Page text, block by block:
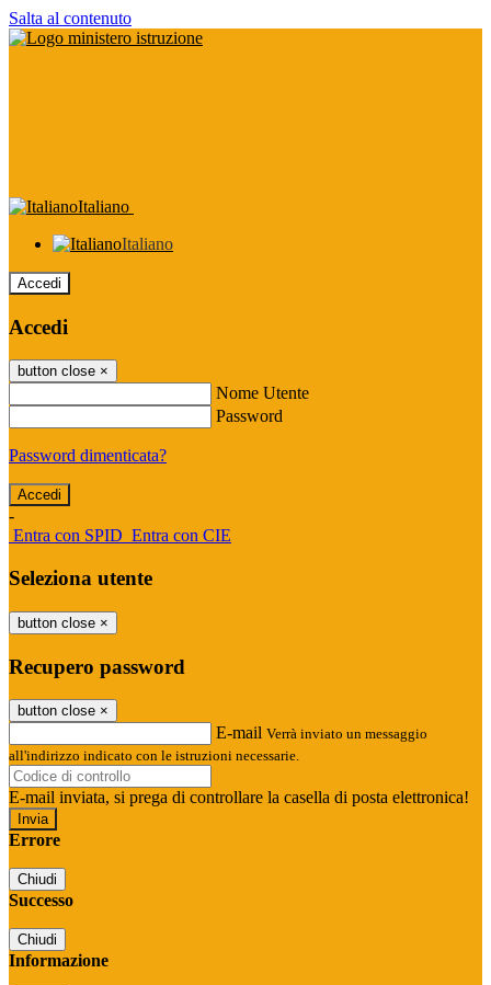
Salta al contenuto
Italiano
Italiano
Accedi
Accedi
button close ×
Nome Utente
Password
Password dimenticata?
-
Entra con SPID Entra con CIE
Seleziona utente
button close ×
Recupero password
button close ×
E-mail Verrà inviato un messaggio
all'indirizzo indicato con le istruzioni necessarie.
E-mail inviata, si prega di controllare la casella di posta elettronica!
Errore
Chiudi
Successo
Chiudi
Informazione